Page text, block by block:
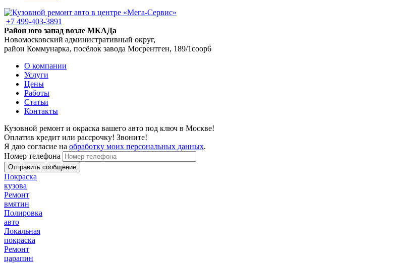
+7 499-403-3891
Район юго запад возле МКАДа
Новомосковский административный округ,
район Коммунарка, посёлок завода Мосрентген, 189/1соор6
О компании
Услуги
Цены
Работы
Статьи
Контакты
Кузовной ремонт и окраска вашего авто под ключ в Москве!
Оплатив кредит или рассрочку! Звоните!
Я даю согласие на обработку моих персональных данных.
Номер телефона
Покраска
кузова
Ремонт
вмятин
Полировка
авто
Локальная
покраска
Ремонт
царапин